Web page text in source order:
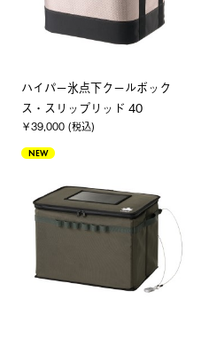
ハイパー氷点下クールボック
ス・スリップリッド 40
￥39,000 (税込)
NEW